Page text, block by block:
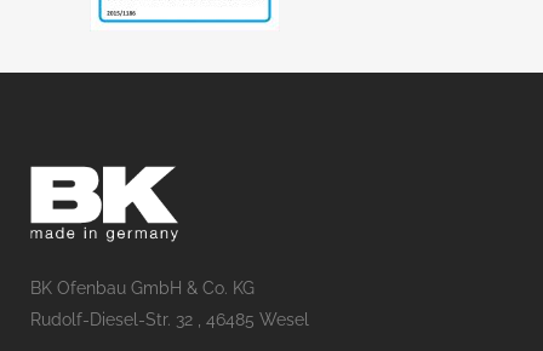
BK Ofenbau GmbH & Co. KG
Rudolf-Diesel-Str. 32 , 46485 Wesel